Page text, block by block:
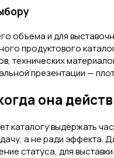
объема и для
продуктового
технических
презентации —
она
каталогу выдержать
а не ради эффекта.
статуса, для